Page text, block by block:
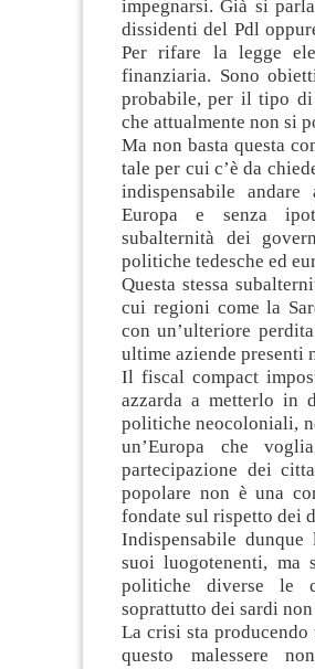
impegnarsi. Già si
dissidenti del Pdl
Per rifare la legge
finanziaria. Sono
probabile, per il tipo
che attualmente non si
Ma non basta questa
tale per cui c’è da
indispensabile
Europa e senza
subalternità dei
politiche tedesche ed
Questa stessa
cui regioni come la
con un’ulteriore
ultime aziende
Il fiscal compact
azzarda a metterlo in
politiche neocoloniali,
un’Europa che
partecipazione dei
popolare non è una
fondate sul rispetto dei
Indispensabile
suoi luogotenenti, ma
politiche diverse le
soprattutto dei sardi
La crisi sta
questo malessere